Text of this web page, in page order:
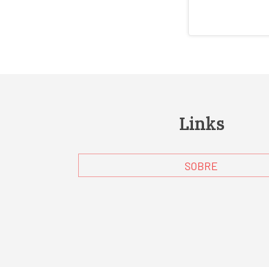
Links
SOBRE